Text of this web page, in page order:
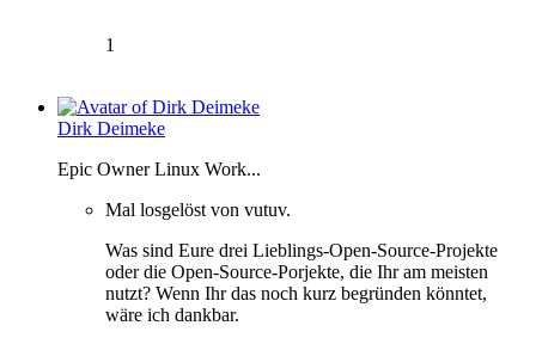
1
Dirk Deimeke
Epic Owner Linux Work...
Mal losgelöst von vutuv.
Was sind Eure drei Lieblings-Open-Source-Projekte
oder die Open-Source-Porjekte, die Ihr am meisten
nutzt? Wenn Ihr das noch kurz begründen könntet,
wäre ich dankbar.